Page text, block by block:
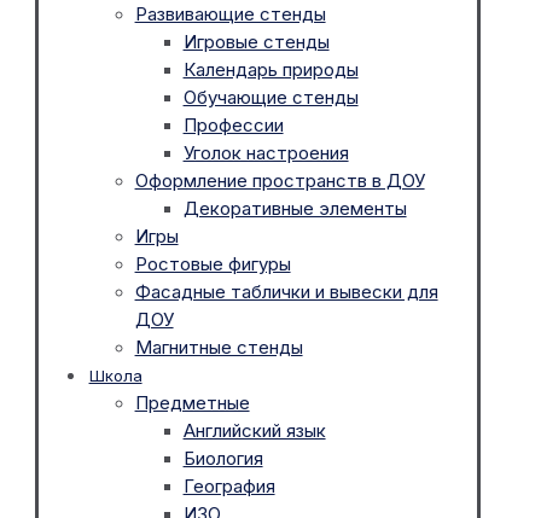
Развивающие стенды
Игровые стенды
Календарь природы
Обучающие стенды
Профессии
Уголок настроения
Оформление пространств в ДОУ
Декоративные элементы
Игры
Ростовые фигуры
Фасадные таблички и вывески для
ДОУ
Магнитные стенды
Школа
Предметные
Английский язык
Биология
География